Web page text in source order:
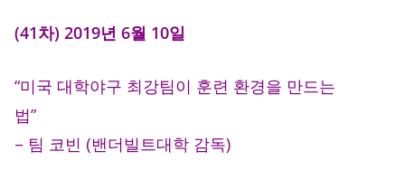
(41차) 2019년 6월 10일
“미국 대학야구 최강팀이 훈련 환경을 만드는
법”
– 팀 코빈 (밴더빌트대학 감독)